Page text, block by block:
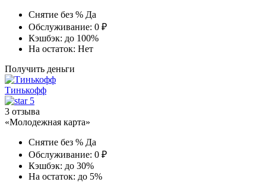
Снятие без % Да
Обслуживание: 0 ₽
Кэшбэк: до 100%
На остаток: Нет
Получить деньги
Тинькофф
5
3 отзыва
«Молодежная карта»
Снятие без % Да
Обслуживание: 0 ₽
Кэшбэк: до 30%
На остаток: до 5%